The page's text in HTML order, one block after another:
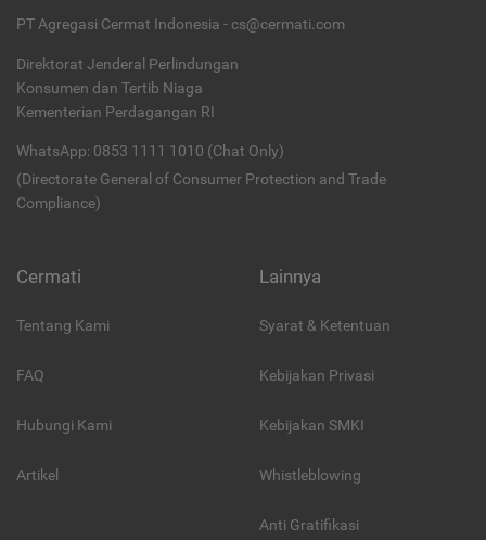
PT Agregasi Cermat Indonesia - cs@cermati.com
Direktorat Jenderal Perlindungan
Konsumen dan Tertib Niaga
Kementerian Perdagangan RI
WhatsApp: 0853 1111 1010 (Chat Only)
(Directorate General of Consumer Protection and Trade
Compliance)
Cermati
Tentang Kami
FAQ
Hubungi Kami
Artikel
Lainnya
Syarat & Ketentuan
Kebijakan Privasi
Kebijakan SMKI
Whistleblowing
Anti Gratifikasi